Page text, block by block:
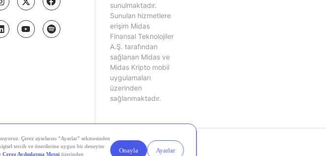
sunulmaktadır.
Sunulan hizmetlere
erişim Midas
Finansal Teknolojiler
A.Ş. tarafından
sağlanan Midas ve
Midas Kripto mobil
uygulamaları
üzerinden
sağlanmaktadır.
Kişisel